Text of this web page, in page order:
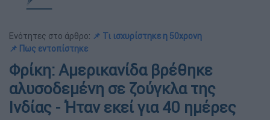
Ενότητες στο άρθρο: 📌 Τι ισχυρίστηκε η 50χρονη
📌 Πως εντοπίστηκε
Φρίκη: Αμερικανίδα βρέθηκε
αλυσοδεμένη σε ζούγκλα της
Ινδίας - Ήταν εκεί για 40 ημέρες